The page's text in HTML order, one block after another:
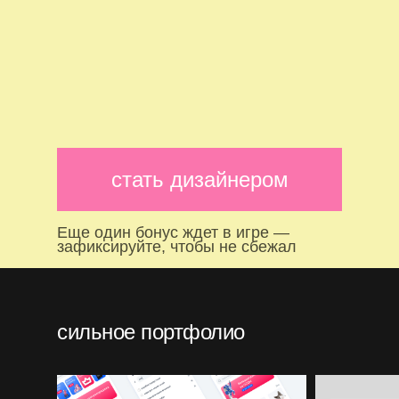
стать дизайнером
Еще один бонус ждет в игре —
зафиксируйте, чтобы не сбежал
сильное портфолио